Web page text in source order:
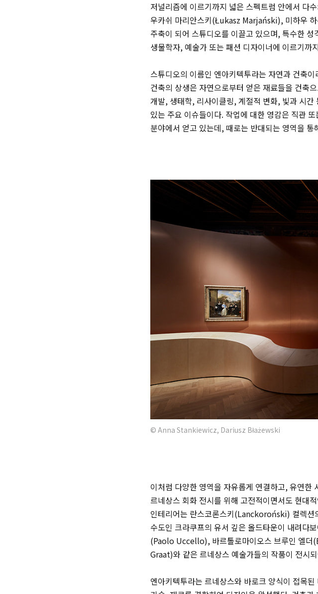
저널리즘에 이르기까지 넓은 스펙트럼 안에서 다
우카쉬 마리안스키(Łukasz Marjański), 미하우
주축이 되어 스튜디오를 이끌고 있으며, 특수한
생물학자, 예술가 또는 패션 디자이너에 이르기까
스튜디오의 이름인 엔아키텍투라는 자연과 건축
건축의 상생은 자연으로부터 얻은 재료들을 건축
개발, 생태학, 리사이클링, 계절적 변화, 빛과 시
있는 주요 이슈들이다. 작업에 대한 영감은 직관
분야에서 얻고 있는데, 때로는 반대되는 영역을 통
© Anna Stankiewicz, Dariusz Błażewski
이처럼 다양한 영역을 자유롭게 연결하고, 유연한
르네상스 회화 전시를 위해 고전적이면서도 현대
인테리어는 란스코론스키(Lanckoroński) 컬렉션
수도인 크라쿠프의 유서 깊은 올드타운이 내려다
(Paolo Uccello), 바르톨로마이오스 브루인 엘더(
Graat)와 같은 르네상스 예술가들의 작품이 전시
엔아키텍투라는 르네상스와 바로크 양식이 접목